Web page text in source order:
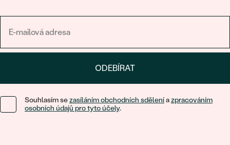
ODEBÍRAT
Souhlasím sezasíláním obchodních sděleníazpracováním
osobních údajů pro tyto účely.